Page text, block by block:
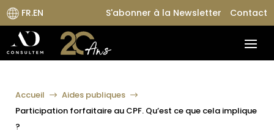
FR.EN S'abonner à la Newsletter Contact
Accueil $ Aides publiques $
Participation forfaitaire au CPF. Qu’est ce que cela implique
?